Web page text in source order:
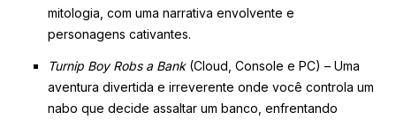
mitologia, com uma narrativa envolvente e
personagens cativantes.
Turnip Boy Robs a Bank(Cloud, Console e PC) – Uma
aventura divertida e irreverente onde você controla um
nabo que decide assaltar um banco, enfrentando